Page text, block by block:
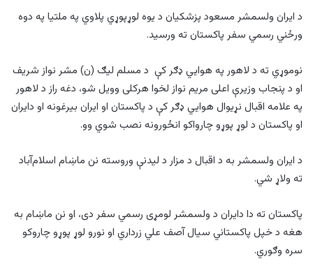
د ایران ولسمشر مسعود پزشکیان د یوه لوړپوړي پلاوي په ملتیا په دوه
ورځني رسمي سفر پاکستان ته ورسید.
نوموړي ته د لاهور په هوايي ډګر کې د مسلم لیګ (ن) مشر نواز شریف
او د پنجاب وزیرې اعلی مریم نواز لخوا هرکلی وویل شو، دغه راز د لاهور
په علامه اقبال نړیوال هوایي ډګر کې د پاکستان او ایران بیرغونه او دایران
او پاکستان د لوړ پوړو چارواکو انځورونه نصب شوي وو.
د ایران ولسمشر به د اقبال د مزار د لیدنې وروسته نن ماښام اسلام‌آباد
ته ولاړ شي.
پاکستان ته دا دایران د ولسمشر لومړی رسمي سفر دی، او نن ماښام به
هغه د خپل پاکستاني سیال آصف علي زرداري او نورو لوړ پوړو چاروکو
سره وګوري.